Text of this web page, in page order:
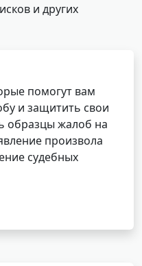
и других
помогут вам
и защитить свои
образцы жалоб на
произвола
судебных